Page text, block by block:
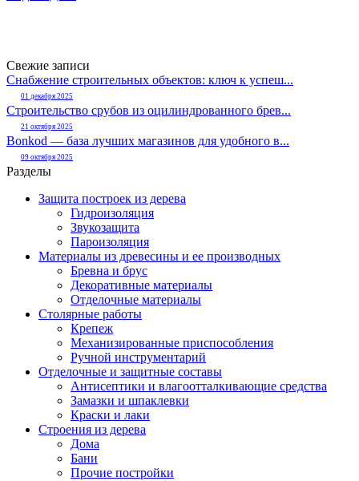
Свежие записи
Снабжение строительных объектов: ключ к успеш...
01 декабря 2025
Строительство срубов из оцилиндрованного брев...
21 октября 2025
Bonkod — база лучших магазинов для удобного в...
09 октября 2025
Разделы
Защита построек из дерева
Гидроизоляция
Звукозащита
Пароизоляция
Материалы из древесины и ее производных
Бревна и брус
Декоративные материалы
Отделочные материалы
Столярные работы
Крепеж
Механизированные приспособления
Ручной инструментарий
Отделочные и защитные составы
Антисептики и влагоотталкивающие средства
Замазки и шпаклевки
Краски и лаки
Строения из дерева
Дома
Бани
Прочие постройки